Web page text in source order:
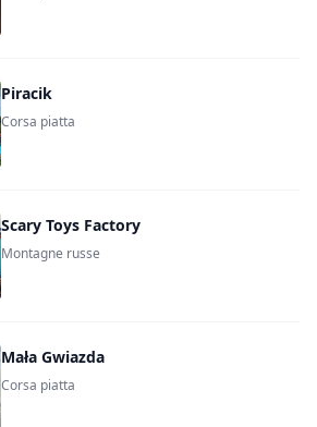
Piracik
Corsa piatta
Scary Toys Factory
Montagne russe
Mała Gwiazda
Corsa piatta